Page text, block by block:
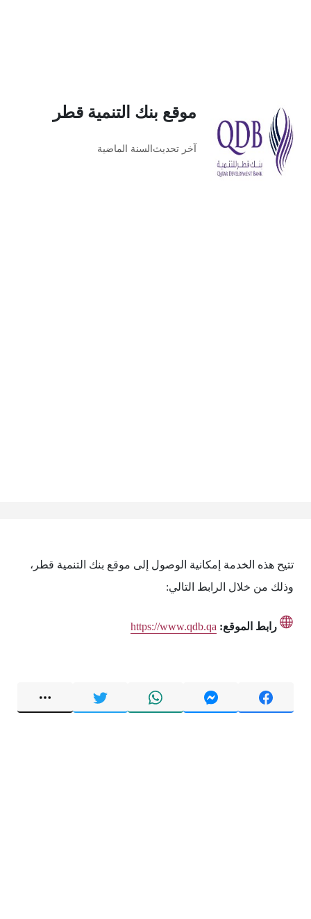
موقع بنك التنمية قطر
آخر تحديث السنة الماضية
تتيح هذه الخدمة إمكانية الوصول إلى موقع بنك التنمية قطر،
وذلك من خلال الرابط التالي:
رابط الموقع: https://www.qdb.qa